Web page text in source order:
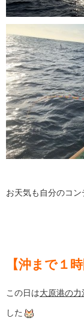
お天気も自分のコ
【沖まで１
この日は大原港の力
した